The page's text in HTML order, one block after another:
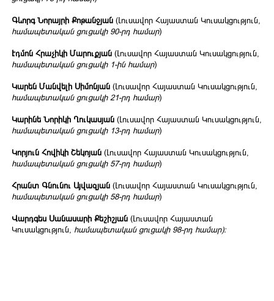
Գևորգ Նորայրի Քոթանջյան (Լուսավոր Հայաստան Կուսակցություն,
համապետական ցուցակի 90-րդ համար)
Էդմոն Հրաչիկի Մարուքյան (Լուսավոր Հայաստան Կուսակցություն,
համապետական ցուցակի 1-ին համար)
Կարեն Մանվելի Սիմոնյան (Լուսավոր Հայաստան Կուսակցություն,
համապետական ցուցակի 21-րդ համար)
Կարինե Նորիկի Ղուկասյան (Լուսավոր Հայաստան Կուսակցություն,
համապետական ցուցակի 13-րդ համար)
Կորյուն Հովիկի Շեկոյան (Լուսավոր Հայաստան Կուսակցություն,
համապետական ցուցակի 57-րդ համար)
Հրանտ Գնունու Այվազյան (Լուսավոր Հայաստան Կուսակցություն,
համապետական ցուցակի 58-րդ համար)
Վարդգես Սանասարի Քեշիշյան (Լուսավոր Հայաստան
Կուսակցություն, համապետական ցուցակի 98-րդ համար)։